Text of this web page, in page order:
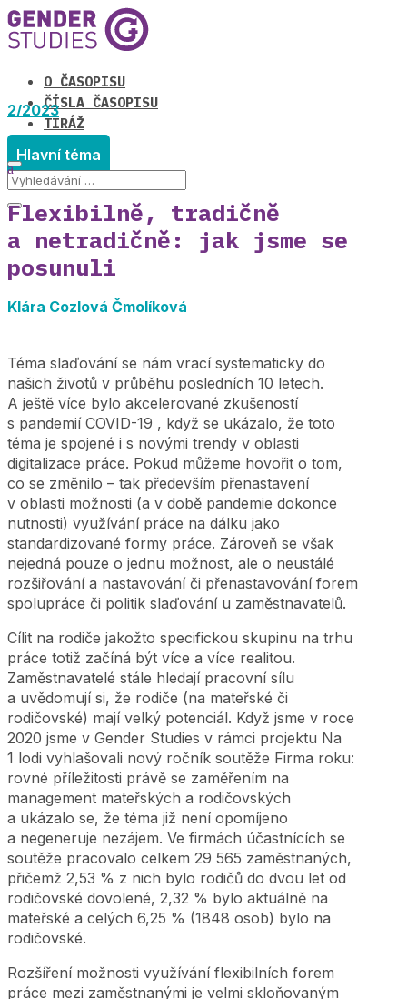
O ČASOPISU
ČÍSLA ČASOPISU
TIRÁŽ
2/2023
Hlavní téma
Flexibilně, tradičně
a netradičně: jak jsme se
posunuli
Klára Cozlová Čmolíková
Téma slaďování se nám vrací systematicky do
našich životů v průběhu posledních 10 letech.
A ještě více bylo akcelerované zkušeností
s pandemií COVID-19 , když se ukázalo, že toto
téma je spojené i s novými trendy v oblasti
digitalizace práce. Pokud můžeme hovořit o tom,
co se změnilo – tak především přenastavení
v oblasti možnosti (a v době pandemie dokonce
nutnosti) využívání práce na dálku jako
standardizované formy práce. Zároveň se však
nejedná pouze o jednu možnost, ale o neustálé
rozšiřování a nastavování či přenastavování forem
spolupráce či politik slaďování u zaměstnavatelů.
Cílit na rodiče jakožto specifickou skupinu na trhu
práce totiž začíná být více a více realitou.
Zaměstnavatelé stále hledají pracovní sílu
a uvědomují si, že rodiče (na mateřské či
rodičovské) mají velký potenciál. Když jsme v roce
2020 jsme v Gender Studies v rámci projektu Na
1 lodi vyhlašovali nový ročník soutěže Firma roku:
rovné příležitosti právě se zaměřením na
management mateřských a rodičovských
a ukázalo se, že téma již není opomíjeno
a negeneruje nezájem. Ve firmách účastnících se
soutěže pracovalo celkem 29 565 zaměstnaných,
přičemž 2,53 % z nich bylo rodičů do dvou let od
rodičovské dovolené, 2,32 % bylo aktuálně na
mateřské a celých 6,25 % (1848 osob) bylo na
rodičovské.
Rozšíření možnosti využívání flexibilních forem
práce mezi zaměstnanými je velmi skloňovaným